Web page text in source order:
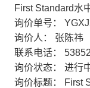
First Standard水
询价单号：
询价人：
张陈祎
联系电话：
询价状态：
进行
询价标题：
First